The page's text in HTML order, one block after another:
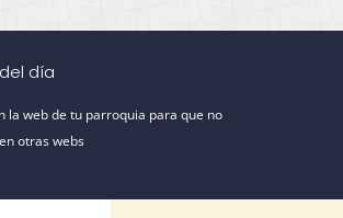
día
la web de tu parroquia para que no
otras webs